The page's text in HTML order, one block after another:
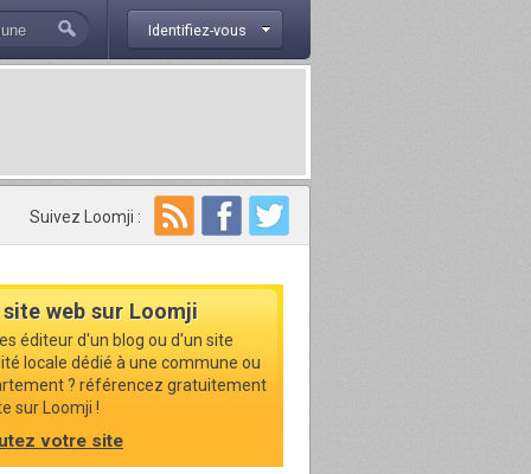
Identifiez-vous
Suivez Loomji :
web sur Loomji
éditeur d'un blog ou d'un site
locale dédié à une commune ou
? référencez gratuitement
sur Loomji !
votre site